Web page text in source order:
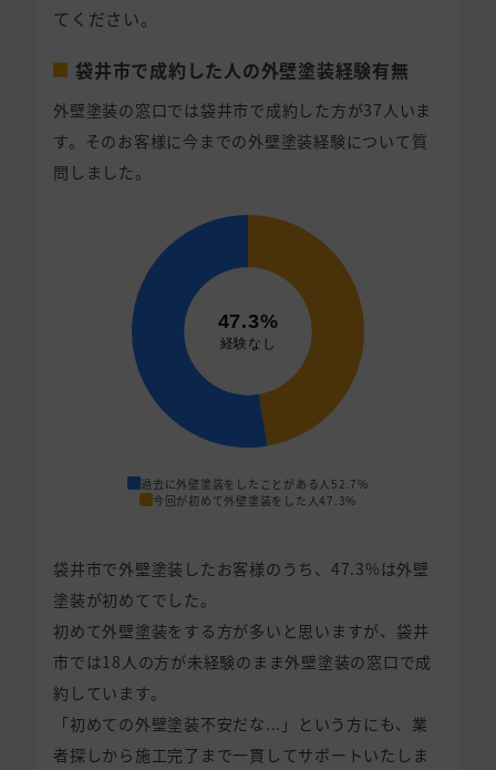
てください。
袋井市で成約した人の外壁塗装経験有無
外壁塗装の窓口では袋井市で成約した方が37人いま
す。そのお客様に今までの外壁塗装経験について質
問しました。
過去に外壁塗装をしたことがある人 52.7%
今回が初めて外壁塗装をした人47.3%
袋井市で外壁塗装したお客様のうち、47.3%は外壁
塗装が初めてでした。
初めて外壁塗装をする方が多いと思いますが、袋井
市では18人の方が未経験のまま外壁塗装の窓口で成
約しています。
「初めての外壁塗装不安だな...」という方にも、業
者探しから施工完了まで一貫してサポートいたしま